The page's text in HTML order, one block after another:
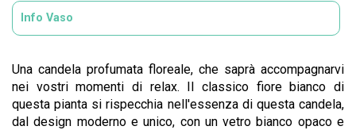
Info Vaso
Una candela profumata floreale, che saprà accompagnarvi
nei vostri momenti di relax. Il classico fiore bianco di
questa pianta si rispecchia nell'essenza di questa candela,
dal design moderno e unico, con un vetro bianco opaco e